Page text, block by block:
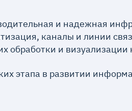
и надежная
каналы и линии
обработки и визуализации
этапа в развитии